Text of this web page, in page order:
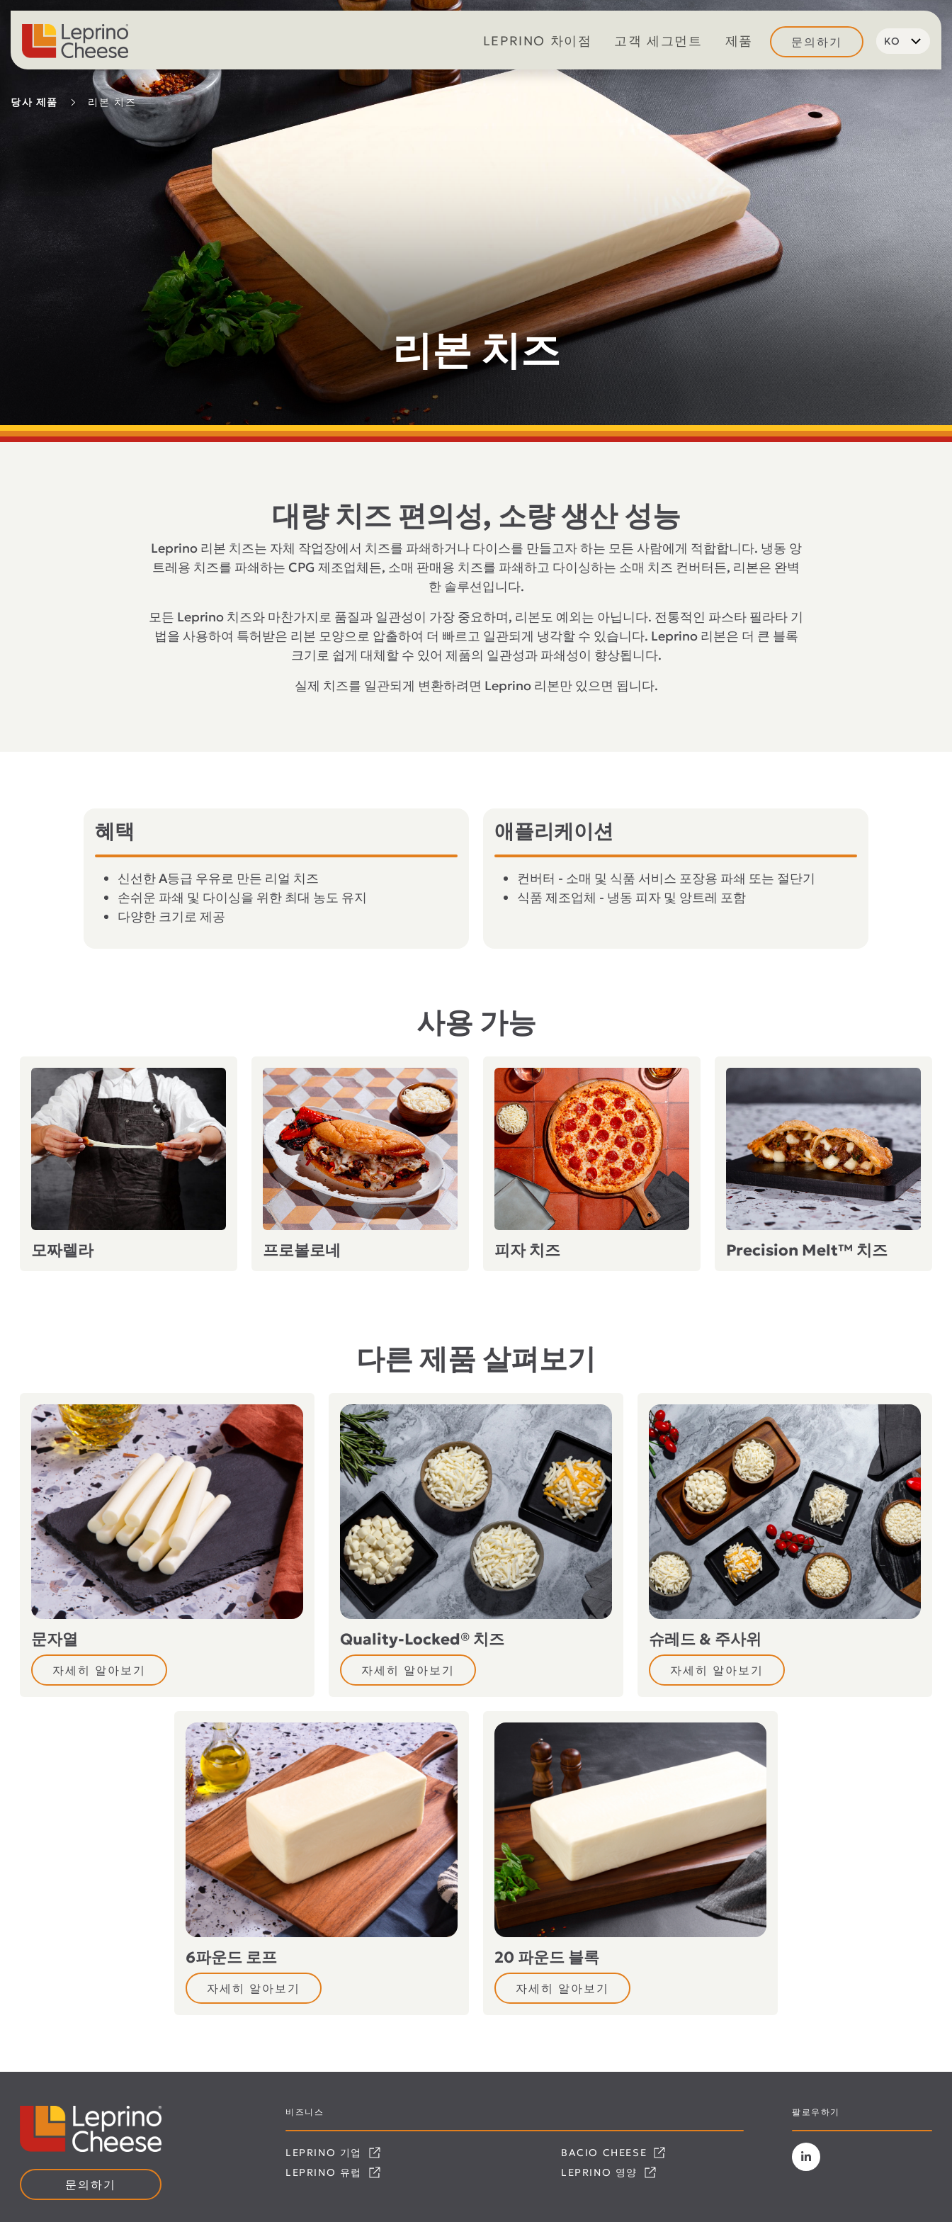
콘텐츠로 건너뛰기
LEPRINO 차이점
고객 세그먼트 제품 문의하기 KO
당사 제품 리본 치즈
리본 치즈
대량 치즈 편의성, 소량 생산 성능
Leprino 리본 치즈는 자체 작업장에서 치즈를 파쇄하거나 다이스를 만들고자 하는 모든 사람에게 적합합니다. 냉동 앙
트레용 치즈를 파쇄하는 CPG 제조업체든, 소매 판매용 치즈를 파쇄하고 다이싱하는 소매 치즈 컨버터든, 리본은 완벽
한 솔루션입니다.
모든 Leprino 치즈와 마찬가지로 품질과 일관성이 가장 중요하며, 리본도 예외는 아닙니다. 전통적인 파스타 필라타 기
법을 사용하여 특허받은 리본 모양으로 압출하여 더 빠르고 일관되게 냉각할 수 있습니다. Leprino 리본은 더 큰 블록
크기로 쉽게 대체할 수 있어 제품의 일관성과 파쇄성이 향상됩니다.
실제 치즈를 일관되게 변환하려면 Leprino 리본만 있으면 됩니다.
혜택
신선한 A등급 우유로 만든 리얼 치즈
손쉬운 파쇄 및 다이싱을 위한 최대 농도 유지
다양한 크기로 제공
애플리케이션
컨버터 - 소매 및 식품 서비스 포장용 파쇄 또는 절단기
식품 제조업체 - 냉동 피자 및 앙트레 포함
사용 가능
모짜렐라 프로볼로네 피자 치즈 Precision Melt™ 치즈
다른 제품 살펴보기
문자열
자세히 알아보기
Quality-Locked® 치즈
자세히 알아보기
슈레드 & 주사위
자세히 알아보기
6파운드 로프
자세히 알아보기
20 파운드 블록
자세히 알아보기
문의하기
비즈니스
LEPRINO 기업
LEPRINO 유럽
BACIO CHEESE
LEPRINO 영양
팔로우하기